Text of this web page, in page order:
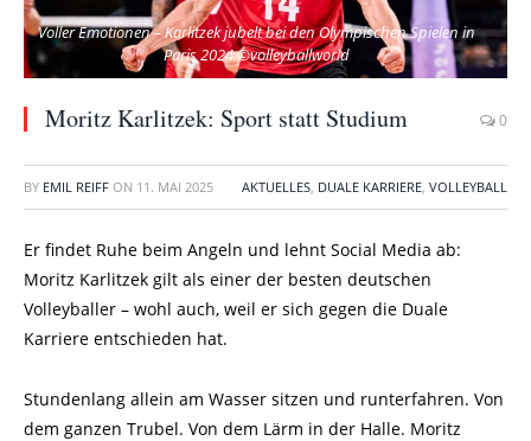
Voller Emotionen – Karlitzek jubelt bei den Olympischen Spielen in
Paris 2024 ©volleyballworld
Moritz Karlitzek: Sport statt Studium 0
BY EMIL REIFF ON 11. MAI 2025 AKTUELLES, DUALE KARRIERE, VOLLEYBALL
Er findet Ruhe beim Angeln und lehnt Social Media ab:
Moritz Karlitzek gilt als einer der besten deutschen
Volleyballer – wohl auch, weil er sich gegen die Duale
Karriere entschieden hat.
Stundenlang allein am Wasser sitzen und runterfahren. Von
dem ganzen Trubel. Von dem Lärm in der Halle. Moritz